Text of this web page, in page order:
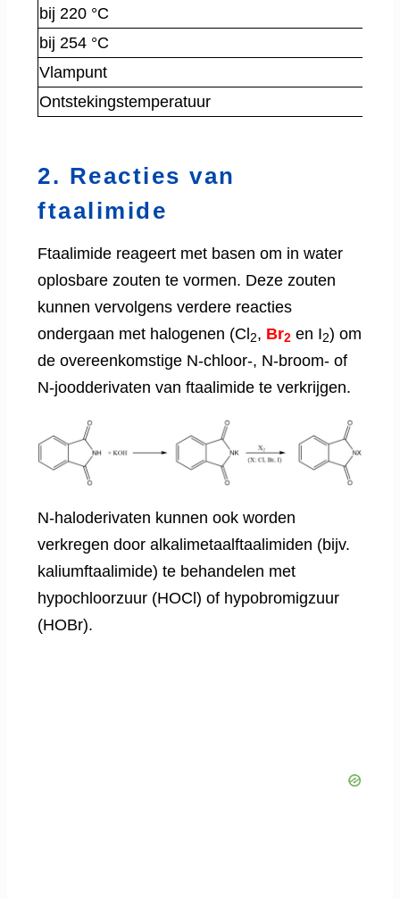
bij 220 °C
bij 254 °C
Vlampunt
Ontstekingstemperatuur
2. Reacties van
ftaalimide
Ftaalimide reageert met basen om in water
oplosbare zouten te vormen. Deze zouten
kunnen vervolgens verdere reacties
ondergaan met halogenen (Cl2, Br2 en I2) om
de overeenkomstige N-chloor-, N-broom- of
N-joodderivaten van ftaalimide te verkrijgen.
N-haloderivaten kunnen ook worden
verkregen door alkalimetaalftaalimiden (bijv.
kaliumftaalimide) te behandelen met
hypochloorzuur (HOCl) of hypobromigzuur
(HOBr).